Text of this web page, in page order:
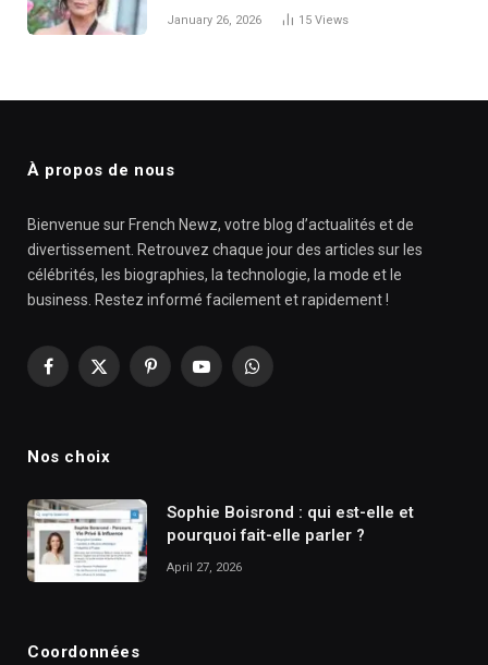
Française
January 26, 2026 15 Views
À propos de nous
Bienvenue sur French Newz, votre blog d’actualités et de
divertissement. Retrouvez chaque jour des articles sur les
célébrités, les biographies, la technologie, la mode et le
business. Restez informé facilement et rapidement !
Facebook
X
PinterestYouTubeWhatsApp
Nos choix
Sophie Boisrond : qui est-elle et
pourquoi fait-elle parler ?
April 27, 2026
Coordonnées